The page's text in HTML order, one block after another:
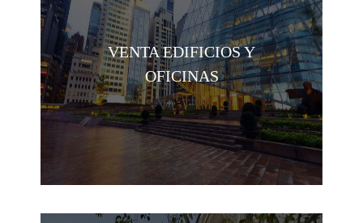
VENTA EDIFICIOS Y
OFICINAS